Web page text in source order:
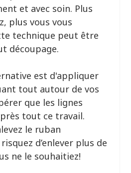
et avec soin. Plus
plus vous vous
technique peut être
découpage.
est d'appliquer
tout autour de vos
que les lignes
tout ce travail.
le ruban
d’enlever plus de
ne le souhaitiez!